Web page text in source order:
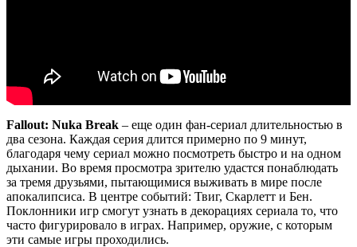
Fallout: Nuka Break – еще один фан-сериал длительностью в
два сезона. Каждая серия длится примерно по 9 минут,
благодаря чему сериал можно посмотреть быстро и на одном
дыхании. Во время просмотра зрителю удастся понаблюдать
за тремя друзьями, пытающимися выживать в мире после
апокалипсиса. В центре событий: Твиг, Скарлетт и Бен.
Поклонники игр смогут узнать в декорациях сериала то, что
часто фигурировало в играх. Например, оружие, с которым
эти самые игры проходились.